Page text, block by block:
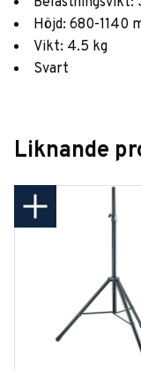
Höjd: 680-1140
Vikt: 4.5 kg
Svart
Liknande